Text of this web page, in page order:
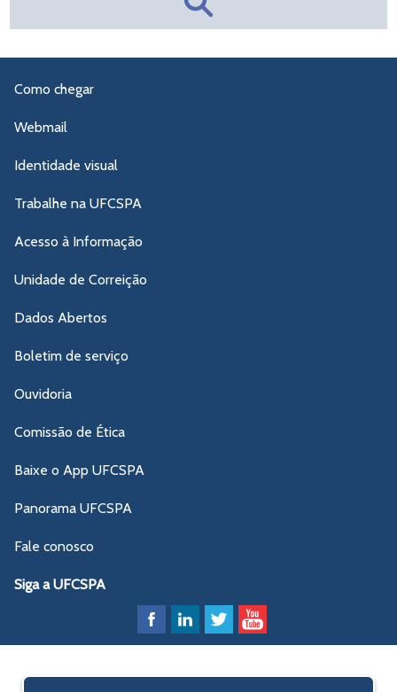
Como chegar
Webmail
Identidade visual
Trabalhe na UFCSPA
Acesso à Informação
Unidade de Correição
Dados Abertos
Boletim de serviço
Ouvidoria
Comissão de Ética
Baixe o App UFCSPA
Panorama UFCSPA
Fale conosco
Siga a UFCSPA